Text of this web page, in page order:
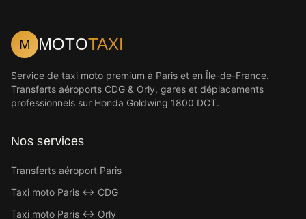
M MOTOTAXI
Service de taxi moto premium à Paris et en Île-de-France.
Transferts aéroports CDG & Orly, gares et déplacements
professionnels sur Honda Goldwing 1800 DCT.
Nos services
Transferts aéroport Paris
Taxi moto Paris ↔ CDG
Taxi moto Paris ↔ Orly